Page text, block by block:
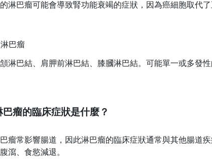
淋巴瘤可能會導致腎功能衰竭的症狀，因為癌細胞取代
巴瘤
淋巴結、肩胛前淋巴結、膝膕淋巴結。可能單一或多發性
巴瘤的臨床症狀是什麼？
瘤常影響腸道，因此淋巴瘤的臨床症狀通常與其他腸道
瀉、食慾減退。